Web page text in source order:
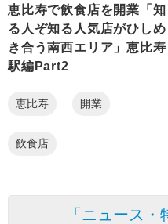
恵比寿で飲食店を開業「知
る人ぞ知る人気店がひしめ
き合う南西エリア」恵比寿
駅編Part2
恵比寿 開業
飲食店
「ニュース